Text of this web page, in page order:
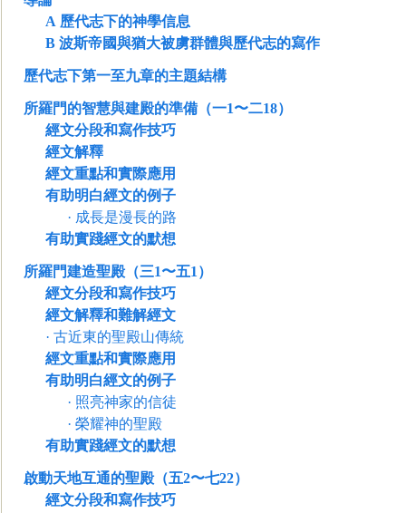
A 歷代志下的神學信息
B 波斯帝國與猶大被虜群體與歷代志的寫作
歷代志下第一至九章的主題結構
所羅門的智慧與建殿的準備（一1〜二18）
經文分段和寫作技巧
經文解釋
經文重點和實際應用
有助明白經文的例子
· 成長是漫長的路
有助實踐經文的默想
所羅門建造聖殿（三1〜五1）
經文分段和寫作技巧
經文解釋和難解經文
· 古近東的聖殿山傳統
經文重點和實際應用
有助明白經文的例子
· 照亮神家的信徒
· 榮耀神的聖殿
有助實踐經文的默想
啟動天地互通的聖殿（五2〜七22）
經文分段和寫作技巧